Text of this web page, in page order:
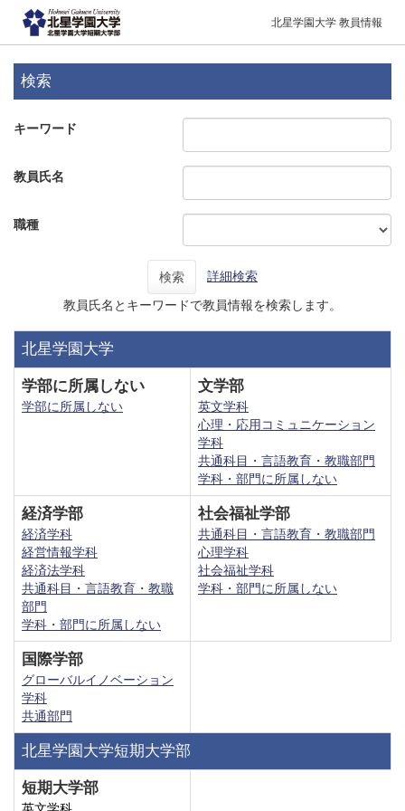
北星学園大学 教員情報
検索
キーワード
教員氏名
職種
検索 詳細検索
教員氏名とキーワードで教員情報を検索します。
北星学園大学
学部に所属しない
学部に所属しない
文学部
英文学科
心理・応用コミュニケーション
学科
共通科目・言語教育・教職部門
学科・部門に所属しない
経済学部
経済学科
経営情報学科
経済法学科
共通科目・言語教育・教職
部門
学科・部門に所属しない
社会福祉学部
共通科目・言語教育・教職部門
心理学科
社会福祉学科
学科・部門に所属しない
国際学部
グローバルイノベーション
学科
共通部門
北星学園大学短期大学部
短期大学部